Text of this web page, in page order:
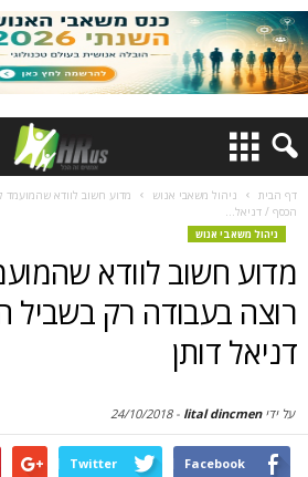
דף הבית ניהול משאבי אנוש
מדוע חשוב לוודא
הכסף / דניאל...
ניהול משאבי אנוש
מדוע חשוב לוודא
רוצה בעבודה רק בשביל
דניאל דותן
על ידיlital dincmen
-
24/10/2018
Facebook
Twitter